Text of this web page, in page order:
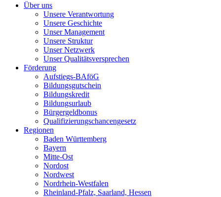
Über uns
Unsere Verantwortung
Unsere Geschichte
Unser Management
Unsere Struktur
Unser Netzwerk
Unser Qualitätsversprechen
Förderung
Aufstiegs-BAföG
Bildungsgutschein
Bildungskredit
Bildungsurlaub
Bürgergeldbonus
Qualifizierungschancengesetz
Regionen
Baden Württemberg
Bayern
Mitte-Ost
Nordost
Nordwest
Nordrhein-Westfalen
Rheinland-Pfalz, Saarland, Hessen